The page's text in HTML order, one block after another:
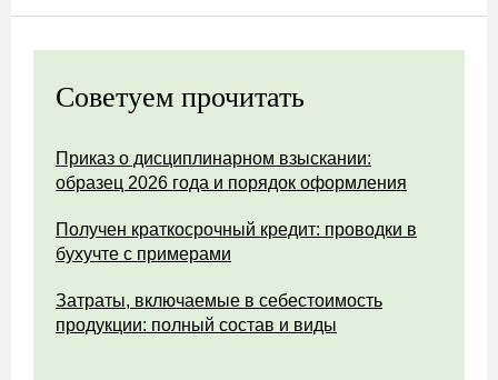
Советуем прочитать
Приказ о дисциплинарном взыскании:
образец 2026 года и порядок оформления
Получен краткосрочный кредит: проводки в
бухучте с примерами
Затраты, включаемые в себестоимость
продукции: полный состав и виды